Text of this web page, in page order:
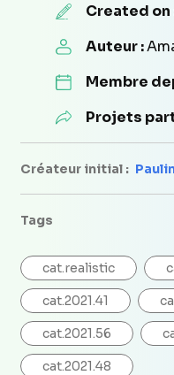
Created on
Auteur :
Membre
Projets
Créateur initial :
Tags
cat.realistic
cat.2021.41
cat.2021.56
cat.2021.48